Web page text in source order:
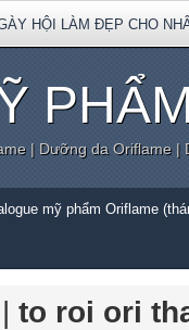
HỘI LÀM ĐẸP CHO
| Dưỡng da Oriflame
mỹ phẩm Oriflame
| to roi ori